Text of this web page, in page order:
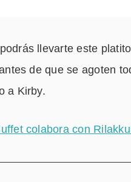
llevarte este
de que se agoten
a Kirby.
colabora con